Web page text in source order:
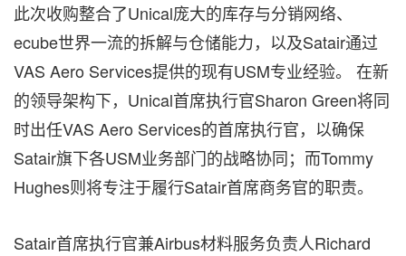
此次收购整合了Unical庞大的库存与分销网络、
ecube世界一流的拆解与仓储能力，以及Satair通过
VAS Aero Services提供的现有USM专业经验。 在新
的领导架构下，Unical首席执行官Sharon Green将同
时出任VAS Aero Services的首席执行官，以确保
Satair旗下各USM业务部门的战略协同；而Tommy
Hughes则将专注于履行Satair首席商务官的职责。
Satair首席执行官兼Airbus材料服务负责人Richard